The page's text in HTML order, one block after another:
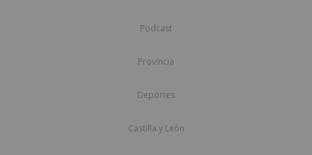
Podcast
Provincia
Deportes
Castilla y León